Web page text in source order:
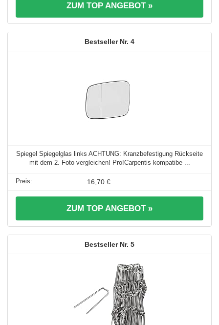
ZUM TOP ANGEBOT »
4
Spiegel Spiegelglas links ACHTUNG: Kranzbefestigung Rückseite
mit dem 2. Foto vergleichen! Pro!Carpentis kompatibe ...
16,70 €
ZUM TOP ANGEBOT »
5